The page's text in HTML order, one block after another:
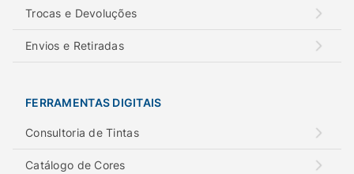
Trocas e Devoluções
Envios e Retiradas
FERRAMENTAS DIGITAIS
Consultoria de Tintas
Catálogo de Cores